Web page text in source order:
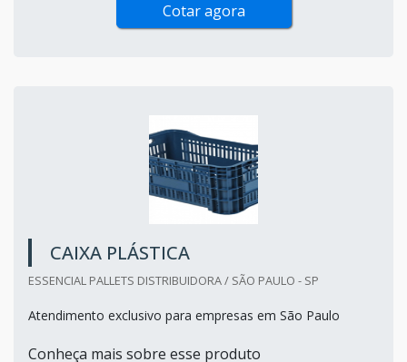
Cotar agora
CAIXA PLÁSTICA
ESSENCIAL PALLETS DISTRIBUIDORA / SÃO PAULO - SP
Atendimento exclusivo para empresas em São Paulo
Conheça mais sobre esse produto